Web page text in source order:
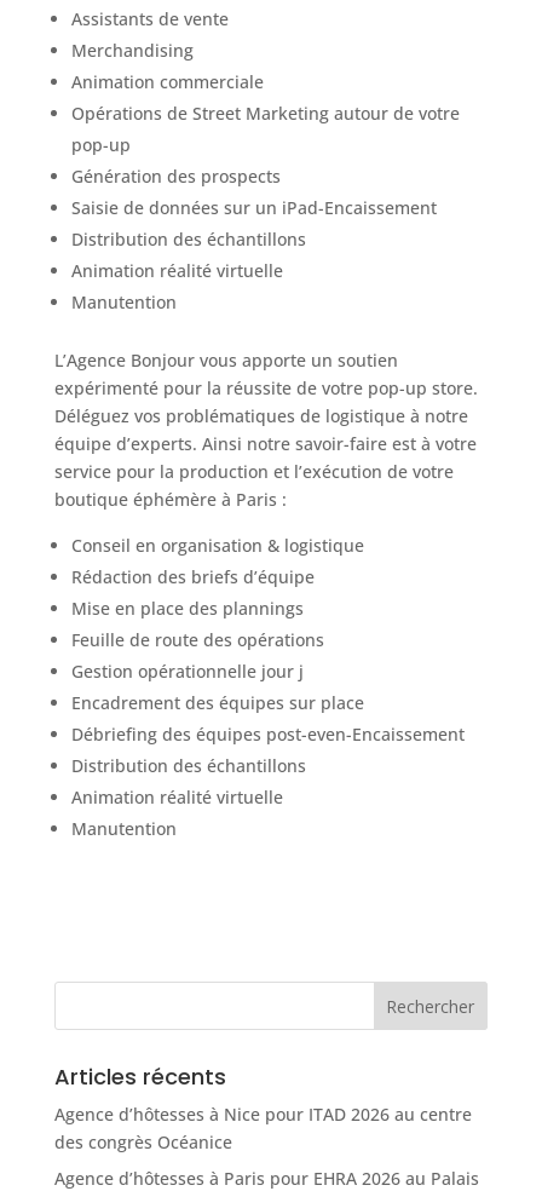
Assistants de vente
Merchandising
Animation commerciale
Opérations de Street Marketing autour de votre
pop-up
Génération des prospects
Saisie de données sur un iPad-Encaissement
Distribution des échantillons
Animation réalité virtuelle
Manutention
L’Agence Bonjour vous apporte un soutien
expérimenté pour la réussite de votre pop-up store.
Déléguez vos problématiques de logistique à notre
équipe d’experts. Ainsi notre savoir-faire est à votre
service pour la production et l’exécution de votre
boutique éphémère à Paris :
Conseil en organisation & logistique
Rédaction des briefs d’équipe
Mise en place des plannings
Feuille de route des opérations
Gestion opérationnelle jour j
Encadrement des équipes sur place
Débriefing des équipes post-even-Encaissement
Distribution des échantillons
Animation réalité virtuelle
Manutention
Articles récents
Agence d’hôtesses à Nice pour ITAD 2026 au centre
des congrès Océanice
Agence d’hôtesses à Paris pour EHRA 2026 au Palais